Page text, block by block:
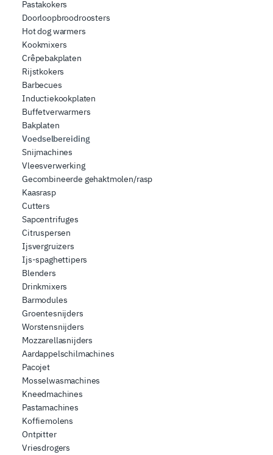
Pastakokers
Doorloopbroodroosters
Hot dog warmers
Kookmixers
Crêpebakplaten
Rijstkokers
Barbecues
Inductiekookplaten
Buffetverwarmers
Bakplaten
Voedselbereiding
Snijmachines
Vleesverwerking
Gecombineerde gehaktmolen/rasp
Kaasrasp
Cutters
Sapcentrifuges
Citruspersen
Ijsvergruizers
Ijs-spaghettipers
Blenders
Drinkmixers
Barmodules
Groentesnijders
Worstensnijders
Mozzarellasnijders
Aardappelschilmachines
Pacojet
Mosselwasmachines
Kneedmachines
Pastamachines
Koffiemolens
Ontpitter
Vriesdrogers